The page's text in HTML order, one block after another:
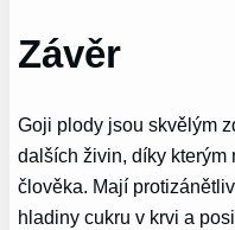
Závěr
Goji plody jsou skvělým
dalších živin, díky
člověka. Mají
hladiny cukru v krvi a